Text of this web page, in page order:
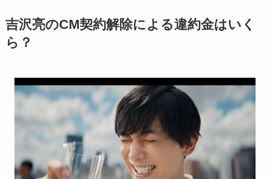
吉沢亮のCM契約解除による違約金はいく
ら？